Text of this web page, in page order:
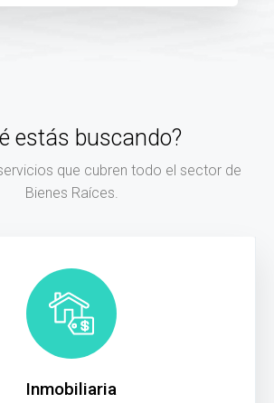
estás buscando?
que cubren todo el sector de
Bienes Raíces.
Inmobiliaria